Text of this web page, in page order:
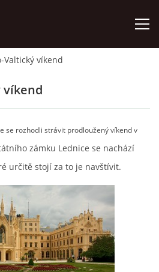
Valtický víkend
víkend
se rozhodli strávit prodloužený víkend v
zámku Lednice se nachází
určitě stojí za to je navštívit.